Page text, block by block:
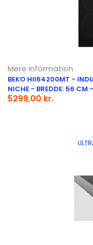
Mere information
BEKO HII64200MT -
NICHE - BREDDE: 56 CM
5299,00 kr.